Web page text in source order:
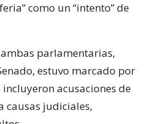
como un “intento” de
parlamentarias,
estuvo marcado por
acusaciones de
causas judiciales,